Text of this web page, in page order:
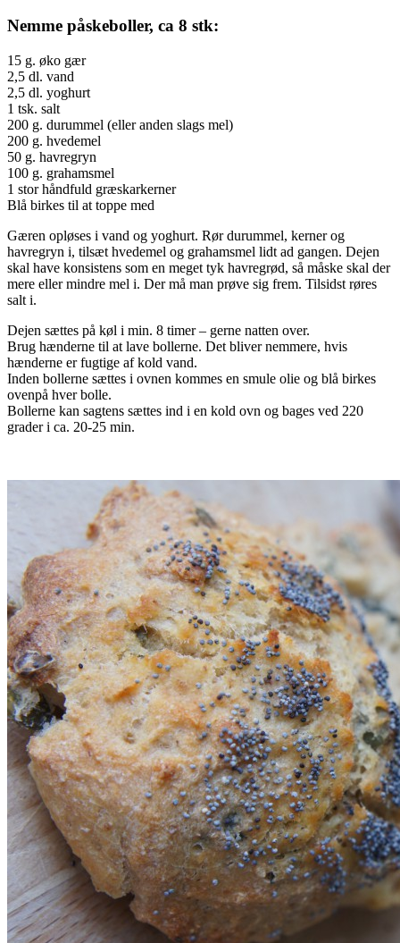
Nemme påskeboller, ca 8 stk:
15 g. øko gær
2,5 dl. vand
2,5 dl. yoghurt
1 tsk. salt
200 g. durummel (eller anden slags mel)
200 g. hvedemel
50 g. havregryn
100 g. grahamsmel
1 stor håndfuld græskarkerner
Blå birkes til at toppe med
Gæren opløses i vand og yoghurt. Rør durummel, kerner og
havregryn i, tilsæt hvedemel og grahamsmel lidt ad gangen. Dejen
skal have konsistens som en meget tyk havregrød, så måske skal der
mere eller mindre mel i. Der må man prøve sig frem. Tilsidst røres
salt i.
Dejen sættes på køl i min. 8 timer – gerne natten over.
Brug hænderne til at lave bollerne. Det bliver nemmere, hvis
hænderne er fugtige af kold vand.
Inden bollerne sættes i ovnen kommes en smule olie og blå birkes
ovenpå hver bolle.
Bollerne kan sagtens sættes ind i en kold ovn og bages ved 220
grader i ca. 20-25 min.